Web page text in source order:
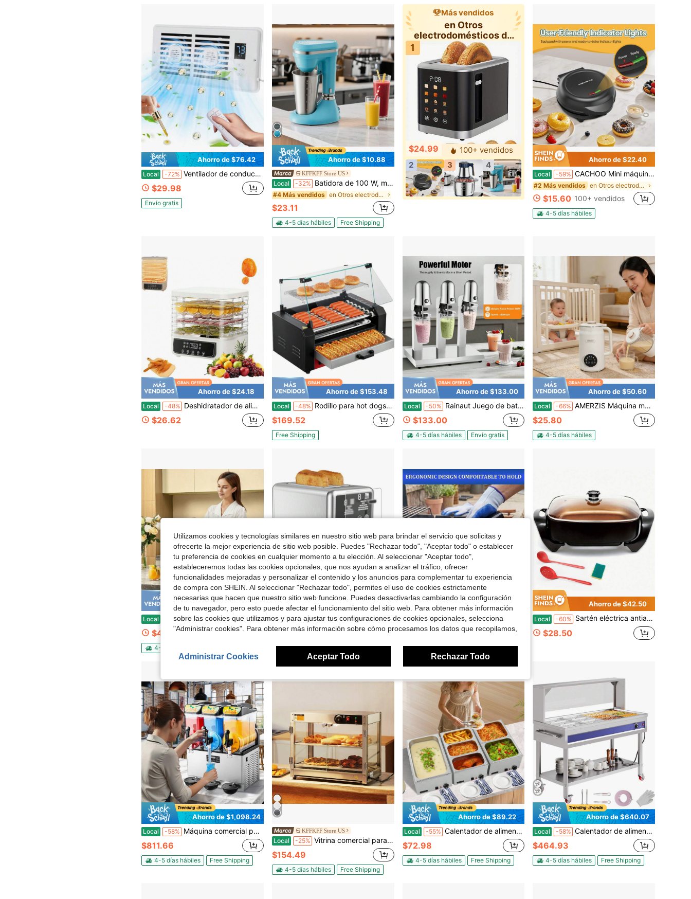
Ahorro de $76.42
Local -72% Ventilador de conducto inteligente de temperatura constante con 10 velocidades, esencial para la mejora de la ventilación de la cocina. Su diseño silencioso lo hace ideal para toda la casa. La ventilación de aire frío y caliente circula el aire de manera eficiente, eliminando rápidamente humos, olores, humedad y sensación de bochorno. El difusor de aromas DIY permite personalizarlo con fragancias, purificando el aire y añadiendo un aroma agradable. El control remoto dual y la pantalla LCD, junto con sus 10 velocidades de viento y su temperatura constante inteligente, brindan mayor comodidad y ahorro de energía. Se adapta perfectamente a aberturas de rejilla de 5.5" * 11.6" con una instalación sencilla y que ahorra espacio. Con funciones completas y un rendimiento excepcional, es un elemento imprescindible para el hogar y una excelente opción de regalo que combina practicidad y estilo.
$29.98
Envío gratis
Ahorro de $10.88
KFFKFF Store US
Local -32% Batidora de 100 W, mezcladora de bebidas de un solo cabezal, batidora de batidos con ajuste de doble velocidad y vaso de acero inoxidable, ideal para el hogar, la cocina, bares y tiendas de bebidas.
#4 Más vendidos en Otros electrodomésticos de cocina
$23.11
4-5 días hábiles Free Shipping
Más vendidos
en Otros
electrodomésticos de
cocina
1
$24.99
100+ vendidos
2
3 4
Ahorro de $22.40
Local -59% CACHOO Mini máquina para hacer donuts y gofres con revestimiento cerámico, 7 ranuras, ideal para el desayuno, la merienda, los postres y mucho más.
#2 Más vendidos en Otros electrodomésticos de cocina
$15.60 100+ vendidos
4-5 días hábiles
Ahorro de $24.18
Local -48% Deshidratador de alimentos, temporizador digital y control de temperatura, funcionamiento silencioso, apagado automático y protección contra sobrecalentamiento para hacer cecina, frutas y verduras
$26.62
Ahorro de $153.48
Local -48% Rodillo para hot dogs con calentador de panecillos, capacidad para 7 rodillos y 18-24 hot dogs, máquina para hot dogs de acero inoxidable de 1250W con cubierta antipolvo, 3 controles de temperatura, bandeja extraíble para el goteo de aceite, para uso doméstico y comercial
$169.52
Free Shipping
Ahorro de $133.00
Local -50% Rainaut Juego de batidora eléctrica comercial de 3 cabezales de acero inoxidable plateado de 110V, 180W, 18000RPM para agitar todo tipo de bebidas como boba, té con leche y otros, ideal para tiendas de bebidas, cafeterías, heladerías, cadenas de comida rápida, casas de té, hoteles, comedores, centros comerciales, bares y otros lugares, color plateado
$133.00
4-5 días hábiles Envío gratis
Ahorro de $50.60
Local -66% AMERZIS Máquina multifuncional para hacer leche de soja - Licuadora automática con función de calentamiento, tecnología de trituración y capacidad de cocción en el hogar para una bebida nutritiva y fácil de preparar
$25.80
4-5 días hábiles
Ahorro de $95.27
Local -69% AMERZIS Procesadores de comida
$42.73
4-5 días hábiles
Local -64% Beinilai Otros electrodomésticos de cocina
$19.90
Ahorro de $13.29
Local -53% Cepillo eléctrico para parrilla de exterior, cepillo para barbacoa, limpiador de parrilla de barbacoa 2026 con cabezales de cepillo, cepillo de limpieza para parrillas de barbacoa, herramienta automática de limpieza de parrillas de barbacoa, accesorios perfectos para barbacoa
$11.91
4-5 días hábiles
Ahorro de $42.50
Local -60% Sartén eléctrica antiadherente de cobre profesional extendida con sartén profunda extendida, tapa de vidrio templado transpirable, control de temperatura constante mejorado, 16"X 12"X 3.15" -8 cuartos, cocina en el hogar, utensilios de cocina antiadherentes, diseño de moda, menaje de cocina moderno
$28.50
Ahorro de $1,098.24
Local -58% Máquina comercial para hacer granizados, 15Lx3, triple tanque, 180 tazas, de acero inoxidable, para preparar margaritas, batidos y granizados, ideal para fiestas en casa, restaurantes, cafeterías y bares.
$811.66
4-5 días hábiles Free Shipping
KFFKFF Store US
Local -25% Vitrina comercial para alimentos de 2 niveles, calentador de exhibición de alimentos de 800W con luz para mejorar la presentación, control de temperatura de 86℉~185℉, gran capacidad de 58L para hamburguesas, pizza, pan y pollo frito
$154.49
4-5 días hábiles Free Shipping
Ahorro de $89.22
Local -55% Calentador de alimentos comercial, calentador de alimentos eléctrico de acero inoxidable de 1200 W, baño maría de calentamiento rápido para buffet de encimera con cucharones para sopa y perforados, para catering, restaurantes, fiestas y bufés.
$72.98
4-5 días hábiles Free Shipping
Ahorro de $640.07
Local -58% Calentador de alimentos comercial de acero inoxidable, mesa de vapor eléctrica moderna de 1200 W con control de temperatura, tapa y pinzas para alimentos para catering profesional y servicio de fiestas, 110 V
$464.93
4-5 días hábiles Free Shipping
Utilizamos cookies y tecnologías similares en nuestro sitio web para brindar el servicio que solicitas y
ofrecerte la mejor experiencia de sitio web posible. Puedes "Rechazar todo", "Aceptar todo" o establecer
tu preferencia de cookies en cualquier momento a tu elección. Al seleccionar "Aceptar todo",
estableceremos todas las cookies opcionales, que nos ayudan a analizar el tráfico, ofrecer
funcionalidades mejoradas y personalizar el contenido y los anuncios para complementar tu experiencia
de compra con SHEIN. Al seleccionar "Rechazar todo", permites el uso de cookies estrictamente
necesarias que hacen que nuestro sitio web funcione. Puedes desactivarlas cambiando la configuración
de tu navegador, pero esto puede afectar el funcionamiento del sitio web. Para obtener más información
sobre las cookies que utilizamos y para ajustar tus configuraciones de cookies opcionales, selecciona
"Administrar cookies". Para obtener más información sobre cómo procesamos los datos que recopilamos,
Administrar Cookies Aceptar Todo Rechazar Todo